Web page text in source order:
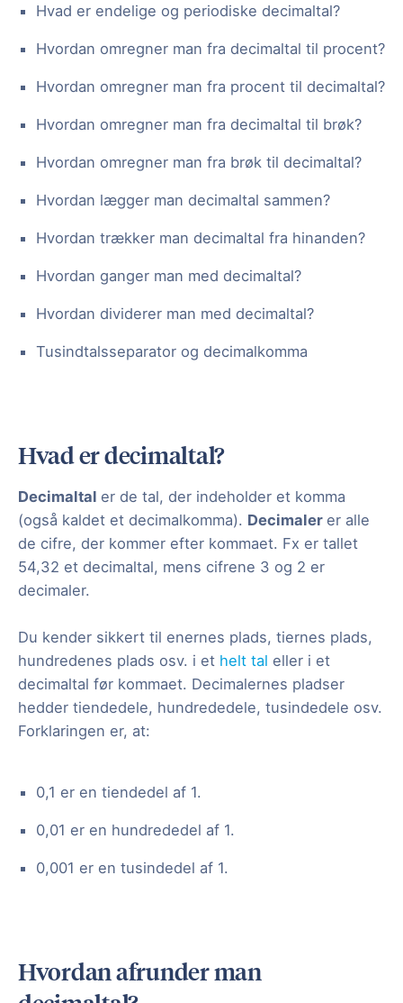
Hvad er endelige og periodiske decimaltal?
Hvordan omregner man fra decimaltal til procent?
Hvordan omregner man fra procent til decimaltal?
Hvordan omregner man fra decimaltal til brøk?
Hvordan omregner man fra brøk til decimaltal?
Hvordan lægger man decimaltal sammen?
Hvordan trækker man decimaltal fra hinanden?
Hvordan ganger man med decimaltal?
Hvordan dividerer man med decimaltal?
Tusindtalsseparator og decimalkomma
Hvad er decimaltal?
Decimaltal er de tal, der indeholder et komma
(også kaldet et decimalkomma). Decimaler er alle
de cifre, der kommer efter kommaet. Fx er tallet
54,32 et decimaltal, mens cifrene 3 og 2 er
decimaler.
Du kender sikkert til enernes plads, tiernes plads,
hundredenes plads osv. i et helt tal eller i et
decimaltal før kommaet. Decimalernes pladser
hedder tiendedele, hundrededele, tusindedele osv.
Forklaringen er, at:
0,1 er en tiendedel af 1.
0,01 er en hundrededel af 1.
0,001 er en tusindedel af 1.
Hvordan afrunder man